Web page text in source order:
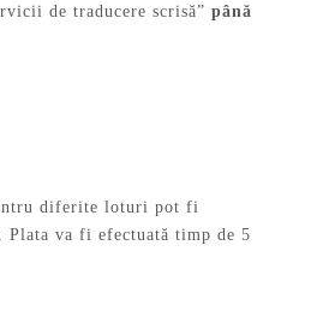
de traducere scrisă” până
diferite loturi pot fi
Plata va fi efectuată timp de 5